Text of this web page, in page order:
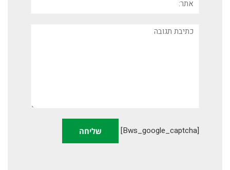
תגובה
[bws_google_captcha]